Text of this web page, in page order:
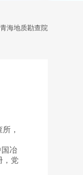
海地质勘查院
，
冶
，党